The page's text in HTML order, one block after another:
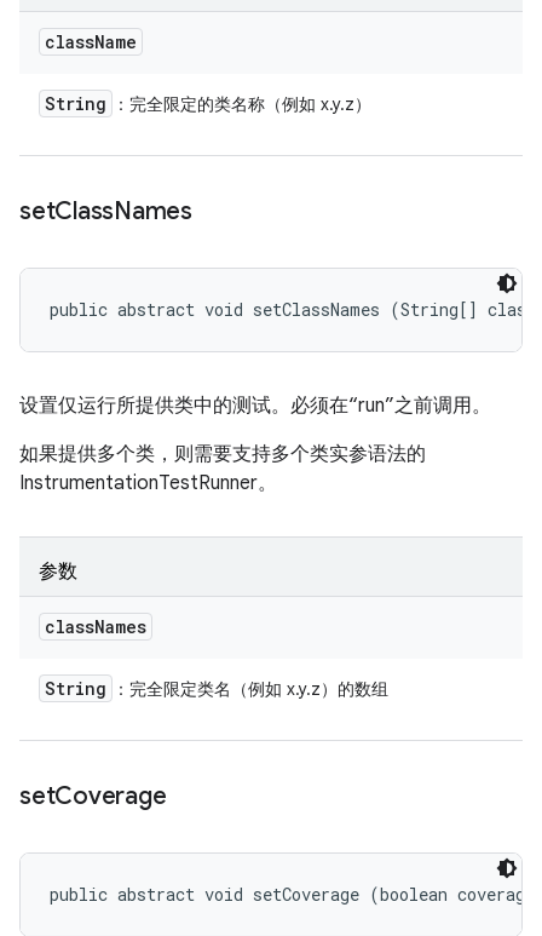
className
String ：完全限定的类名称（例如 x.y.z）
setClassNames
public abstract void setClassNames (String[]
设置仅运行所提供类中的测试。必须在“run”之前调用。
如果提供多个类，则需要支持多个类实参语法的
InstrumentationTestRunner。
参数
classNames
String ：完全限定类名（例如 x.y.z）的数组
setCoverage
public abstract void setCoverage (boolean